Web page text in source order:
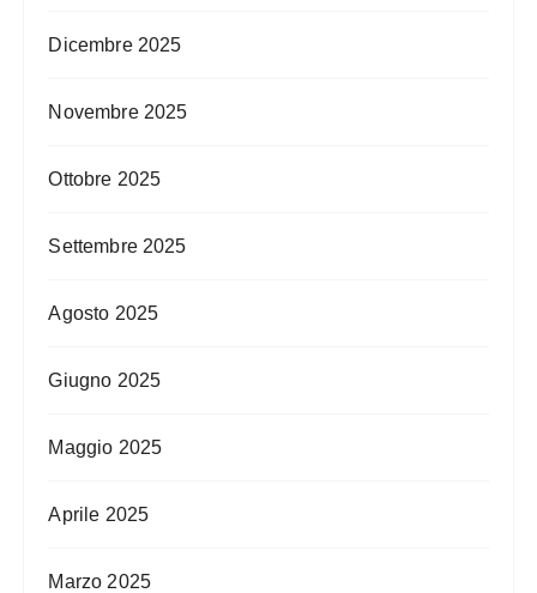
Dicembre 2025
Novembre 2025
Ottobre 2025
Settembre 2025
Agosto 2025
Giugno 2025
Maggio 2025
Aprile 2025
Marzo 2025